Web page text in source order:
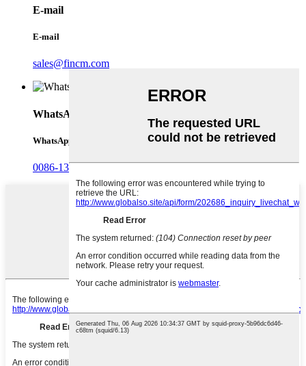
E-mail
E-mail
sales@fincm.com
WhatsApp
WhatsApp
0086-13153105219